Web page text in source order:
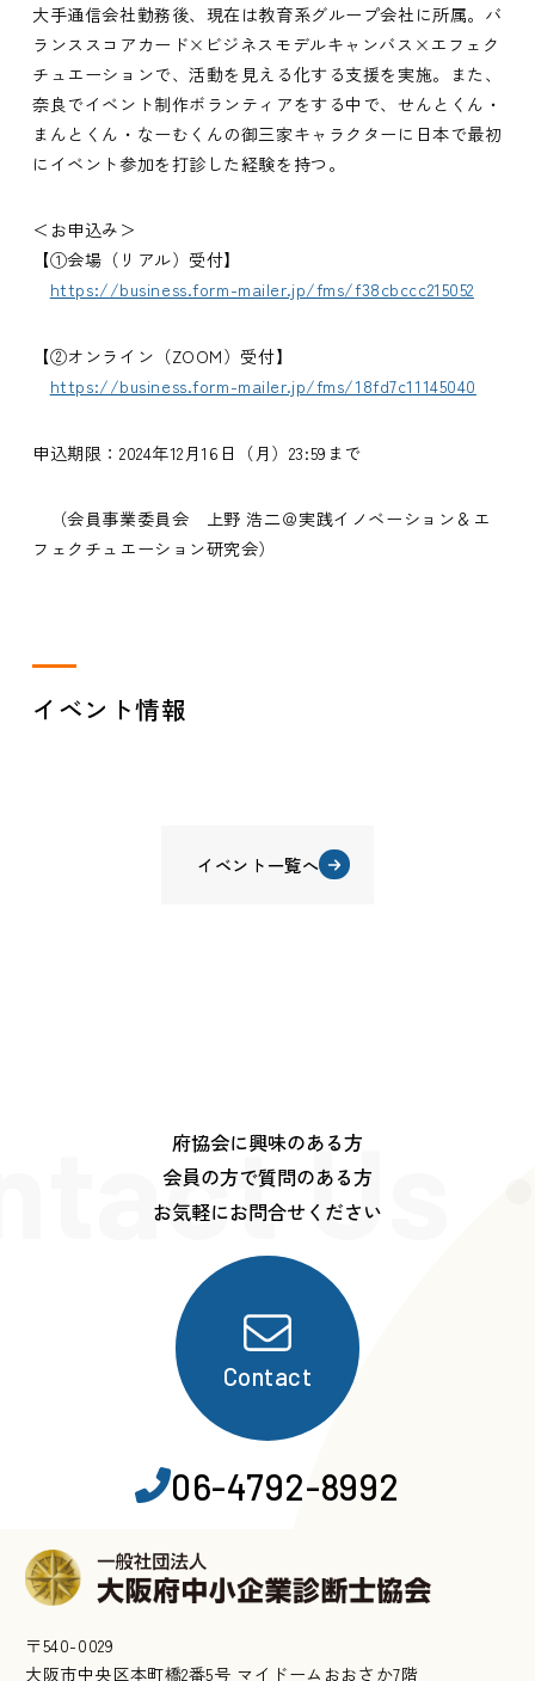
大手通信会社勤務後、現在は教育系グループ会社に所属。バ
ランススコアカード×ビジネスモデルキャンバス×エフェク
チュエーションで、活動を見える化する支援を実施。また、
奈良でイベント制作ボランティアをする中で、せんとくん・
まんとくん・なーむくんの御三家キャラクターに日本で最初
にイベント参加を打診した経験を持つ。
＜お申込み＞
【①会場（リアル）受付】
https://business.form-mailer.jp/fms/f38cbccc215052
【②オンライン（ZOOM）受付】
https://business.form-mailer.jp/fms/18fd7c11145040
申込期限：2024年12月16日（月）23:59まで
（会員事業委員会 上野 浩二＠実践イノベーション＆エ
フェクチュエーション研究会）
イベント情報
イベント一覧へ
Us
府協会に興味のある方
会員の方で質問のある方
お気軽にお問合せください
Contact
06-4792-8992
〒540-0029
大阪市中央区本町橋2番5号 マイドームおおさか7階